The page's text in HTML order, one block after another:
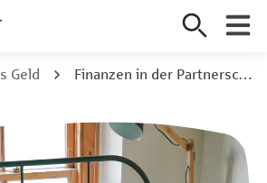
Geld Finanzen in der Partnerschaft: Tipps zum fairen Aufteilen